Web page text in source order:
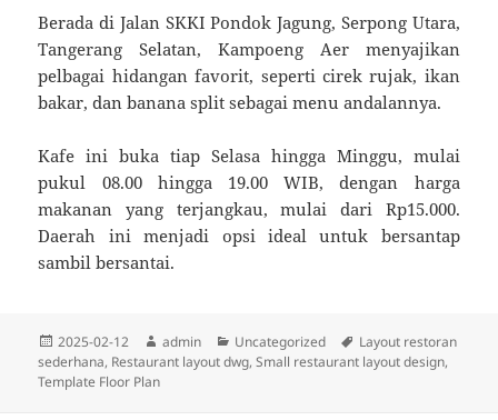
Berada di Jalan SKKI Pondok Jagung, Serpong Utara,
Tangerang Selatan, Kampoeng Aer menyajikan
pelbagai hidangan favorit, seperti cirek rujak, ikan
bakar, dan banana split sebagai menu andalannya.
Kafe ini buka tiap Selasa hingga Minggu, mulai
pukul 08.00 hingga 19.00 WIB, dengan harga
makanan yang terjangkau, mulai dari Rp15.000.
Daerah ini menjadi opsi ideal untuk bersantap
sambil bersantai.
Diposkan
pada
2025-02-12 Penulis
admin Kategori
Uncategorized Tag
Layout restoran
sederhana, Restaurant layout dwg,Small restaurant layout design,
Template Floor Plan